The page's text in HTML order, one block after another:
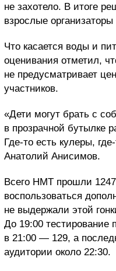
не захотело. В итоге
взрослые
Что касается воды и
оценивания отметил,
не предусматривает
участников.
«Дети могут брать с
в прозрачной бутылке
Где-то есть кулеры,
Анатолий Анисимов.
Всего НМТ прошли
воспользоваться
не выдержали этой
До 19:00 тестирование
в 21:00 — 129, а
аудитории около 22:30.